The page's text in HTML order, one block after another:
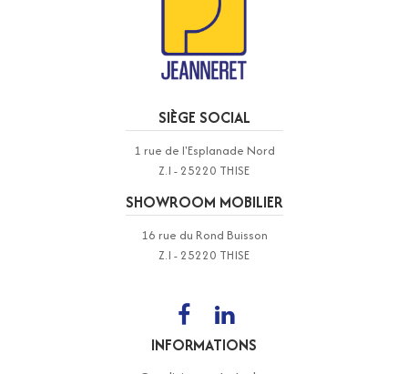
SIÈGE SOCIAL
1 rue de l'Esplanade Nord
Z.I - 25220 THISE
SHOWROOM MOBILIER
16 rue du Rond Buisson
Z.I - 25220 THISE
INFORMATIONS